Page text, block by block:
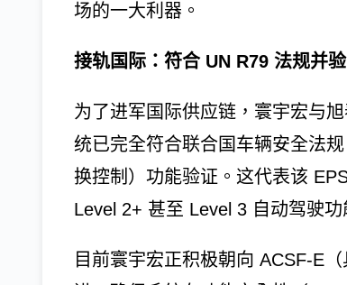
场的一大利器。
接轨国际：符合 UN R79 法规并
为了进军国际供应链，寰宇宏与
统已完全符合联合国车辆安全法
换控制）功能验证。这代表该
Level 2+ 甚至 Level 3 自动驾驶功
目前寰宇宏正积极朝向 ACSF-E